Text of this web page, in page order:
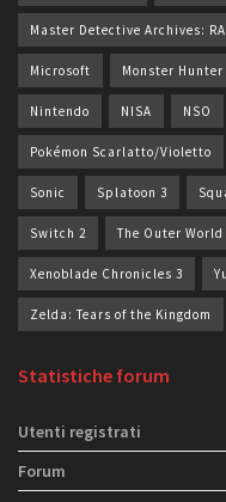
Master Detective Archives:
Microsoft Monster Hunter
Nintendo NISA NSO
Pokémon Scarlatto/Violetto
Sonic Splatoon 3
Switch 2 The Outer World
Xenoblade Chronicles 3
Zelda: Tears of the Kingdom
Statistiche forum
Utenti registrati
Forum